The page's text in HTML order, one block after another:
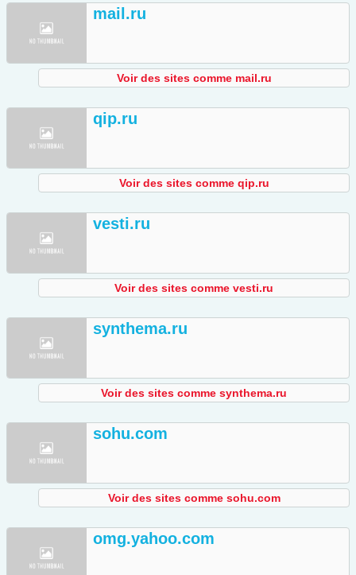
mail.ru
Voir des sites comme mail.ru
qip.ru
Voir des sites comme qip.ru
vesti.ru
Voir des sites comme vesti.ru
synthema.ru
Voir des sites comme synthema.ru
sohu.com
Voir des sites comme sohu.com
omg.yahoo.com